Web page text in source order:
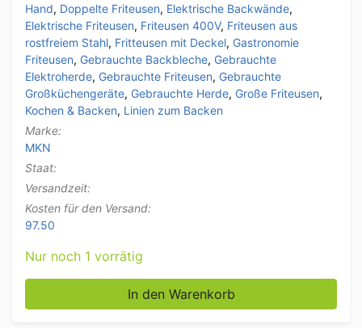
Hand, Doppelte Friteusen, Elektrische Backwände,
Elektrische Friteusen, Friteusen 400V, Friteusen aus
rostfreiem Stahl, Fritteusen mit Deckel, Gastronomie
Friteusen, Gebrauchte Backbleche, Gebrauchte
Elektroherde, Gebrauchte Friteusen, Gebrauchte
Großküchengeräte, Gebrauchte Herde, Große Friteusen,
Kochen & Backen, Linien zum Backen
Marke:
MKN
Staat:
Versandzeit:
Kosten für den Versand:
97.50
Nur noch 1 vorrätig
MKN Backstraße aus Edelstahl 2 Brenner, 2 x
In den Warenkorb